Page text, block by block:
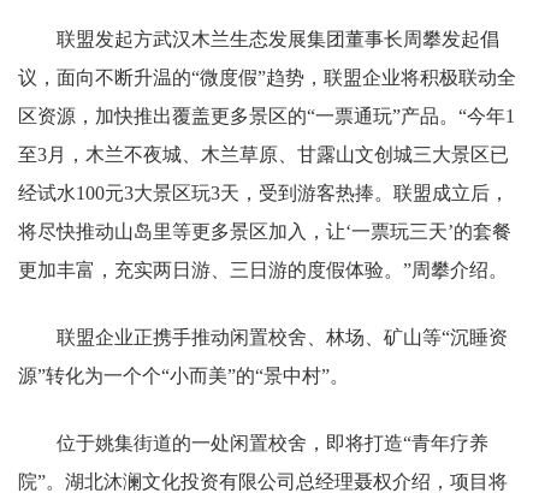
联盟发起方武汉木兰生态发展集团董事长周攀发起倡
议，面向不断升温的“微度假”趋势，联盟企业将积极联动全
区资源，加快推出覆盖更多景区的“一票通玩”产品。“今年1
至3月，木兰不夜城、木兰草原、甘露山文创城三大景区已
经试水100元3大景区玩3天，受到游客热捧。联盟成立后，
将尽快推动山岛里等更多景区加入，让‘一票玩三天’的套餐
更加丰富，充实两日游、三日游的度假体验。”周攀介绍。
联盟企业正携手推动闲置校舍、林场、矿山等“沉睡资
源”转化为一个个“小而美”的“景中村”。
位于姚集街道的一处闲置校舍，即将打造“青年疗养
院”。湖北沐澜文化投资有限公司总经理聂权介绍，项目将